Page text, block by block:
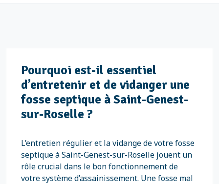
Pourquoi est-il essentiel
d’entretenir et de vidanger une
fosse septique à Saint-Genest-
sur-Roselle ?
L’entretien régulier et la vidange de votre fosse
septique à Saint-Genest-sur-Roselle jouent un
rôle crucial dans le bon fonctionnement de
votre système d’assainissement. Une fosse mal